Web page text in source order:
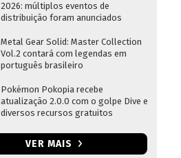
2026: múltiplos eventos de
distribuição foram anunciados
Metal Gear Solid: Master Collection
Vol.2 contará com legendas em
português brasileiro
Pokémon Pokopia recebe
atualização 2.0.0 com o golpe Dive e
diversos recursos gratuitos
VER MAIS